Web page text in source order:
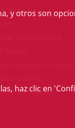
cookies
y otros son
haz clic en